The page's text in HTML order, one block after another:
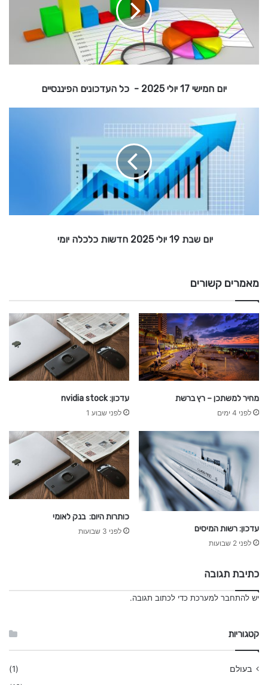
1
כ
ו
נ
י
ם
ה
פ
נ
ס
יום חמישי 17 יולי 2025 - כל העדכונים הפיננסיים
י
2
5
ח
ד
ש
ו
ת
ל
כ
יום שבת 19 יולי 2025 חדשות כלכלה יומי
מאמרים קשורים
מחיר למשתכן – רץ ברשת
לפני 4 ימים
עדכון: nvidia stock
לפני שבוע 1
עדכון: רשות המיסים
לפני 2 שבועות
כותרות היום: בנק לאומי
לפני 3 שבועות
כתיבת תגובה
יש להתחבר למערכת כדי לכתוב תגובה.
קטגוריות
בעולם
(1)